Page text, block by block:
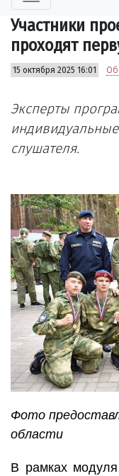
Участники
проходят
15 октября 2025 16:01
Эксперты
слушателя.
Фото
области
В рамках модуля